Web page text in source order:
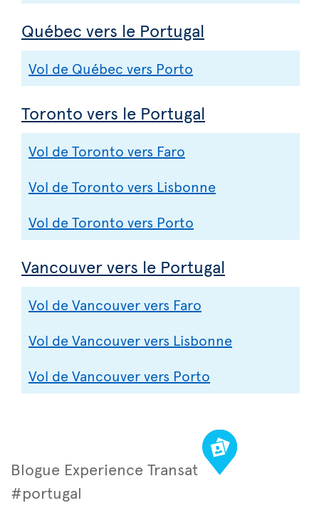
Québec vers le Portugal
Vol de Québec vers Porto
Toronto vers le Portugal
Vol de Toronto vers Faro
Vol de Toronto vers Lisbonne
Vol de Toronto vers Porto
Vancouver vers le Portugal
Vol de Vancouver vers Faro
Vol de Vancouver vers Lisbonne
Vol de Vancouver vers Porto
Blogue Experience Transat
#portugal